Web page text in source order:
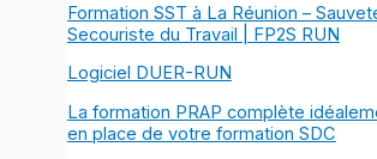
Formation SST à La Réunion –
Secouriste du Travail | FP2S RUN
Logiciel DUER-RUN
La formation PRAP complète
en place de votre formation SDC